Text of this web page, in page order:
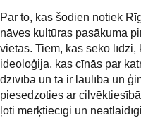
Par to, kas šodien notiek
nāves kultūras pasākuma
vietas. Tiem, kas seko
ideoloģija, kas cīnās par
dzīvība un tā ir laulība un
piesedzoties ar
ļoti mērķtiecīgi un